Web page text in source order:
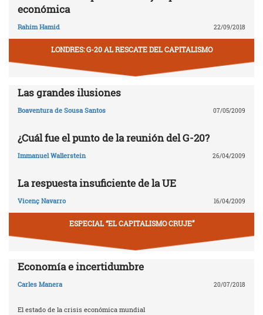
económica
Rahim Hamid 22/09/2018
LONDRES: G-20 AL RESCATE DEL CAPITALISMO
Las grandes ilusiones
Boaventura de Sousa Santos 07/05/2009
¿Cuál fue el punto de la reunión del G-20?
Immanuel Wallerstein 26/04/2009
La respuesta insuficiente de la UE
Vicenç Navarro 16/04/2009
ESPECIAL “EL CAPITALISMO CRUJE”
Economía e incertidumbre
Carles Manera 20/07/2018
El estado de la crisis económica mundial